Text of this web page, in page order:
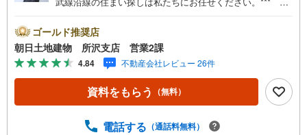
玉・神奈川に展開。豊富な取引データと現場経験をもと
に、お客様一人ひとりに最適なご提案を行っています。
「住宅ローンが不安」「自己資金が少ないけれど購入でき
る？」「住み替えの進め方が分からない」など、購入・売
却に関するお悩みにも有資格スタッフが丁寧に対応。資金
計画の立案から契約・お引渡しまで一貫してサポートいた
件ごとのメリット・注意点をまとめたレポートもご用意し
ゴールド推奨店
朝日土地建物 所沢支店 営業2課
4.84 不動産会社レビュー 26件
資料をもらう （無料）
電話する （通話料無料）